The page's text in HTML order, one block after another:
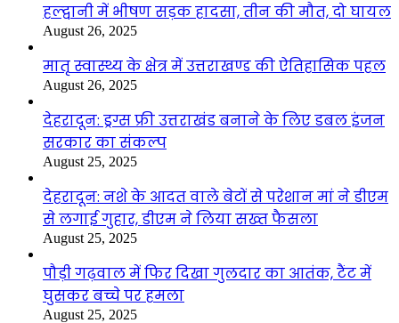
हल्द्वानी में भीषण सड़क हादसा, तीन की मौत, दो घायल
August 26, 2025
मातृ स्वास्थ्य के क्षेत्र में उत्तराखण्ड की ऐतिहासिक पहल
August 26, 2025
देहरादून: ड्रग्स फ्री उत्तराखंड बनाने के लिए डबल इंजन
सरकार का संकल्प
August 25, 2025
देहरादून: नशे के आदत वाले बेटों से परेशान मां ने डीएम
से लगाई गुहार, डीएम ने लिया सख्त फैसला
August 25, 2025
पौड़ी गढ़वाल में फिर दिखा गुलदार का आतंक, टैंट में
घुसकर बच्चे पर हमला
August 25, 2025